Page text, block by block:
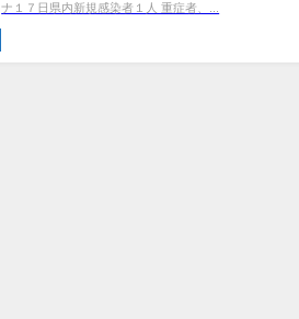
ナ１７日県内新規感染者１人 重症者、...